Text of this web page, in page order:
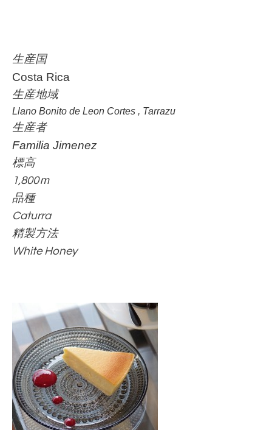
生産国
Costa Rica
生産地域
Llano Bonito de Leon Cortes , Tarrazu
生産者
Familia Jimenez
標高
1,800ｍ
品種
Caturra
精製方法
White Honey